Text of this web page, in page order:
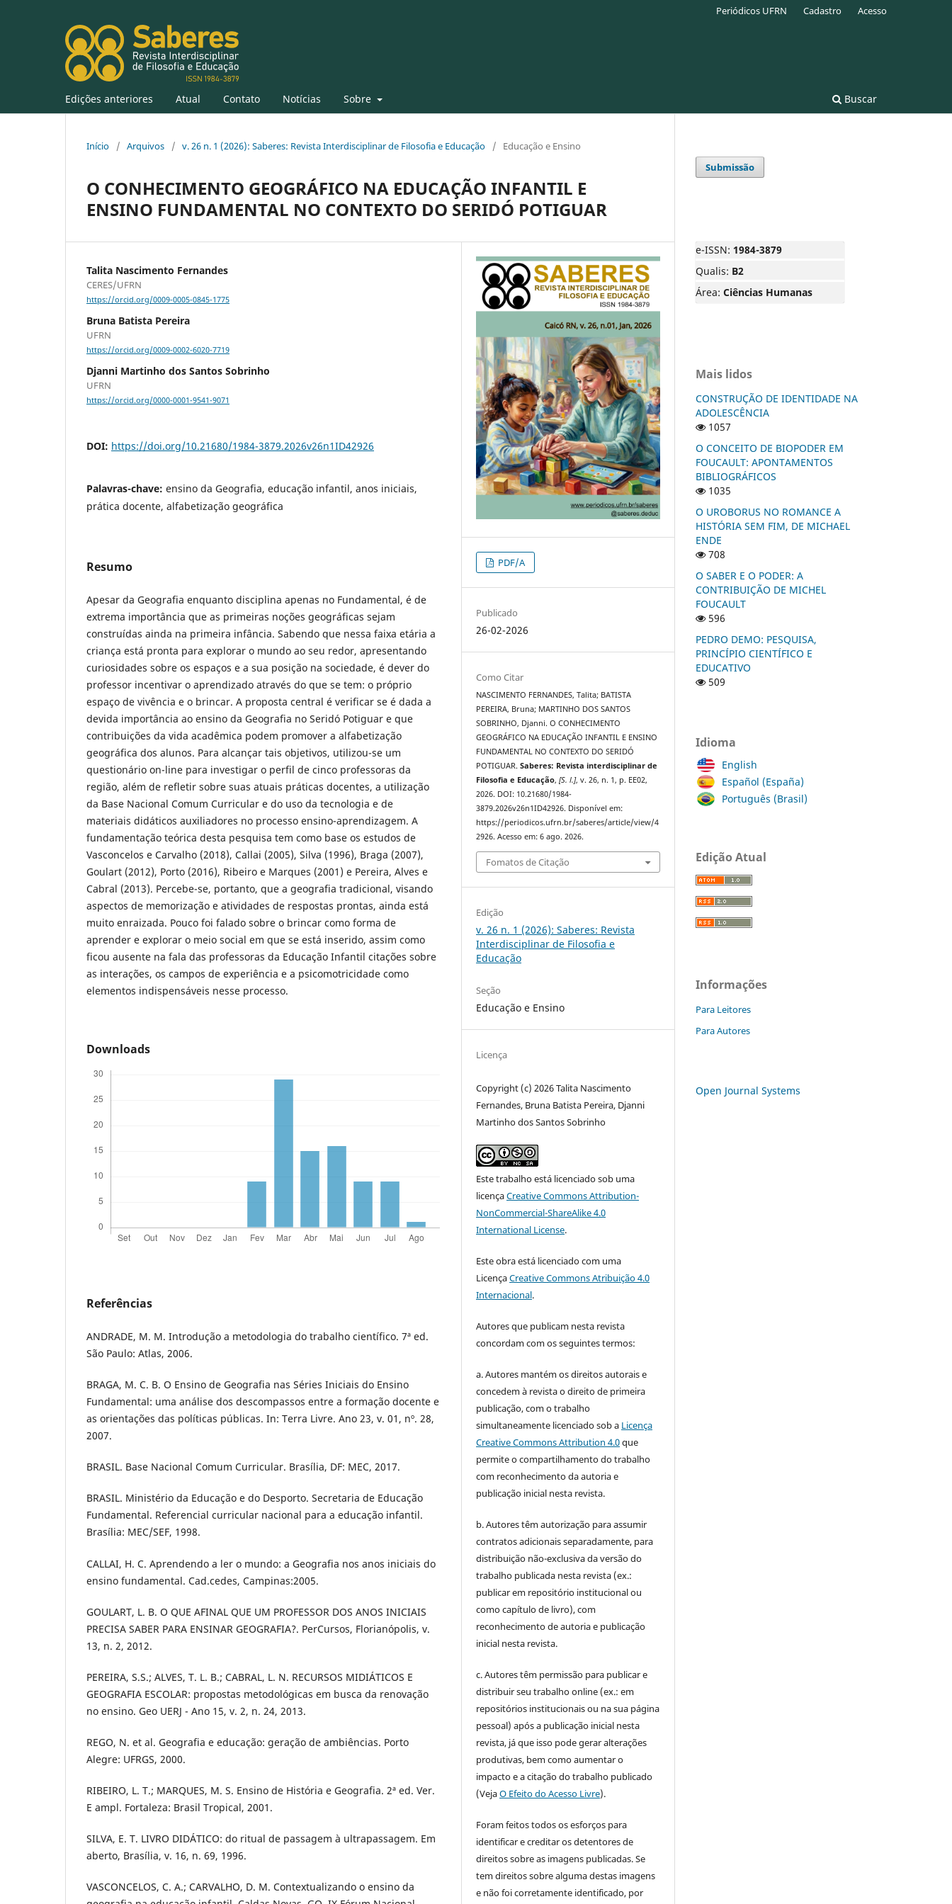
Edições anteriores Atual Contato Notícias Sobre Buscar
Periódicos UFRN Cadastro Acesso
Início / Arquivos / v. 26 n. 1 (2026): Saberes: Revista Interdisciplinar de Filosofia e Educação / Educação e Ensino
O CONHECIMENTO GEOGRÁFICO NA EDUCAÇÃO INFANTIL E
ENSINO FUNDAMENTAL NO CONTEXTO DO SERIDÓ POTIGUAR
Talita Nascimento Fernandes
CERES/UFRN
https://orcid.org/0009-0005-0845-1775
Bruna Batista Pereira
UFRN
https://orcid.org/0009-0002-6020-7719
Djanni Martinho dos Santos Sobrinho
UFRN
https://orcid.org/0000-0001-9541-9071
DOI: https://doi.org/10.21680/1984-3879.2026v26n1ID42926
Palavras-chave: ensino da Geografia, educação infantil, anos iniciais,
prática docente, alfabetização geográfica
Resumo
Apesar da Geografia enquanto disciplina apenas no Fundamental, é de
extrema importância que as primeiras noções geográficas sejam
construídas ainda na primeira infância. Sabendo que nessa faixa etária a
criança está pronta para explorar o mundo ao seu redor, apresentando
curiosidades sobre os espaços e a sua posição na sociedade, é dever do
professor incentivar o aprendizado através do que se tem: o próprio
espaço de vivência e o brincar. A proposta central é verificar se é dada a
devida importância ao ensino da Geografia no Seridó Potiguar e que
contribuições da vida acadêmica podem promover a alfabetização
geográfica dos alunos. Para alcançar tais objetivos, utilizou-se um
questionário on-line para investigar o perfil de cinco professoras da
região, além de refletir sobre suas atuais práticas docentes, a utilização
da Base Nacional Comum Curricular e do uso da tecnologia e de
materiais didáticos auxiliadores no processo ensino-aprendizagem. A
fundamentação teórica desta pesquisa tem como base os estudos de
Vasconcelos e Carvalho (2018), Callai (2005), Silva (1996), Braga (2007),
Goulart (2012), Porto (2016), Ribeiro e Marques (2001) e Pereira, Alves e
Cabral (2013). Percebe-se, portanto, que a geografia tradicional, visando
aspectos de memorização e atividades de respostas prontas, ainda está
muito enraizada. Pouco foi falado sobre o brincar como forma de
aprender e explorar o meio social em que se está inserido, assim como
ficou ausente na fala das professoras da Educação Infantil citações sobre
as interações, os campos de experiência e a psicomotricidade como
elementos indispensáveis nesse processo.
Downloads
Referências
ANDRADE, M. M. Introdução a metodologia do trabalho científico. 7ª ed.
São Paulo: Atlas, 2006.
BRAGA, M. C. B. O Ensino de Geografia nas Séries Iniciais do Ensino
Fundamental: uma análise dos descompassos entre a formação docente e
as orientações das políticas públicas. In: Terra Livre. Ano 23, v. 01, nº. 28,
2007.
BRASIL. Base Nacional Comum Curricular. Brasília, DF: MEC, 2017.
BRASIL. Ministério da Educação e do Desporto. Secretaria de Educação
Fundamental. Referencial curricular nacional para a educação infantil.
Brasília: MEC/SEF, 1998.
CALLAI, H. C. Aprendendo a ler o mundo: a Geografia nos anos iniciais do
ensino fundamental. Cad.cedes, Campinas:2005.
GOULART, L. B. O QUE AFINAL QUE UM PROFESSOR DOS ANOS INICIAIS
PRECISA SABER PARA ENSINAR GEOGRAFIA?. PerCursos, Florianópolis, v.
13, n. 2, 2012.
PEREIRA, S.S.; ALVES, T. L. B.; CABRAL, L. N. RECURSOS MIDIÁTICOS E
GEOGRAFIA ESCOLAR: propostas metodológicas em busca da renovação
no ensino. Geo UERJ - Ano 15, v. 2, n. 24, 2013.
REGO, N. et al. Geografia e educação: geração de ambiências. Porto
Alegre: UFRGS, 2000.
RIBEIRO, L. T.; MARQUES, M. S. Ensino de História e Geografia. 2ª ed. Ver.
E ampl. Fortaleza: Brasil Tropical, 2001.
SILVA, E. T. LIVRO DIDÁTICO: do ritual de passagem à ultrapassagem. Em
aberto, Brasília, v. 16, n. 69, 1996.
VASCONCELOS, C. A.; CARVALHO, D. M. Contextualizando o ensino da
PDF/A
Publicado
26-02-2026
Como Citar
NASCIMENTO FERNANDES, Talita; BATISTA
PEREIRA, Bruna; MARTINHO DOS SANTOS
SOBRINHO, Djanni. O CONHECIMENTO
GEOGRÁFICO NA EDUCAÇÃO INFANTIL E ENSINO
FUNDAMENTAL NO CONTEXTO DO SERIDÓ
POTIGUAR.Saberes: Revista interdisciplinar de
Filosofia e Educação,[S. l.], v. 26, n. 1, p. EE02,
2026. DOI: 10.21680/1984-
3879.2026v26n1ID42926. Disponível em:
https://periodicos.ufrn.br/saberes/article/view/4
2926. Acesso em: 6 ago. 2026.
Fomatos de Citação
Edição
v. 26 n. 1 (2026): Saberes: Revista
Interdisciplinar de Filosofia e
Educação
Seção
Educação e Ensino
Licença
Copyright (c) 2026 Talita Nascimento
Fernandes, Bruna Batista Pereira, Djanni
Martinho dos Santos Sobrinho
Este trabalho está licenciado sob uma
licençaCreative Commons Attribution-
NonCommercial-ShareAlike 4.0
International License.
Este obra está licenciado com uma
LicençaCreative Commons Atribuição 4.0
Internacional.
Autores que publicam nesta revista
concordam com os seguintes termos:
a. Autores mantém os direitos autorais e
concedem à revista o direito de primeira
publicação, com o trabalho
simultaneamente licenciado sob a Licença
Creative Commons Attribution 4.0que
permite o compartilhamento do trabalho
com reconhecimento da autoria e
publicação inicial nesta revista.
b. Autores têm autorização para assumir
contratos adicionais separadamente, para
distribuição não-exclusiva da versão do
trabalho publicada nesta revista (ex.:
publicar em repositório institucional ou
como capítulo de livro), com
reconhecimento de autoria e publicação
inicial nesta revista.
c. Autores têm permissão para publicar e
distribuir seu trabalho online (ex.: em
repositórios institucionais ou na sua página
pessoal) após a publicação inicial nesta
revista, já que isso pode gerar alterações
produtivas, bem como aumentar o
impacto e a citação do trabalho publicado
(VejaO Efeito do Acesso Livre).
Foram feitos todos os esforços para
identificar e creditar os detentores de
direitos sobre as imagens publicadas. Se
tem direitos sobre alguma destas imagens
e não foi corretamente identificado, por
Submissão
e-ISSN: 1984-3879
Qualis: B2
Área: Ciências Humanas
Mais lidos
CONSTRUÇÃO DE IDENTIDADE NA
ADOLESCÊNCIA
1057
O CONCEITO DE BIOPODER EM
FOUCAULT: APONTAMENTOS
BIBLIOGRÁFICOS
1035
O UROBORUS NO ROMANCE A
HISTÓRIA SEM FIM, DE MICHAEL
ENDE
708
O SABER E O PODER: A
CONTRIBUIÇÃO DE MICHEL
FOUCAULT
596
PEDRO DEMO: PESQUISA,
PRINCÍPIO CIENTÍFICO E
EDUCATIVO
509
Idioma
English
Español (España)
Português (Brasil)
Edição Atual
Informações
Para Leitores
Para Autores
Open Journal Systems